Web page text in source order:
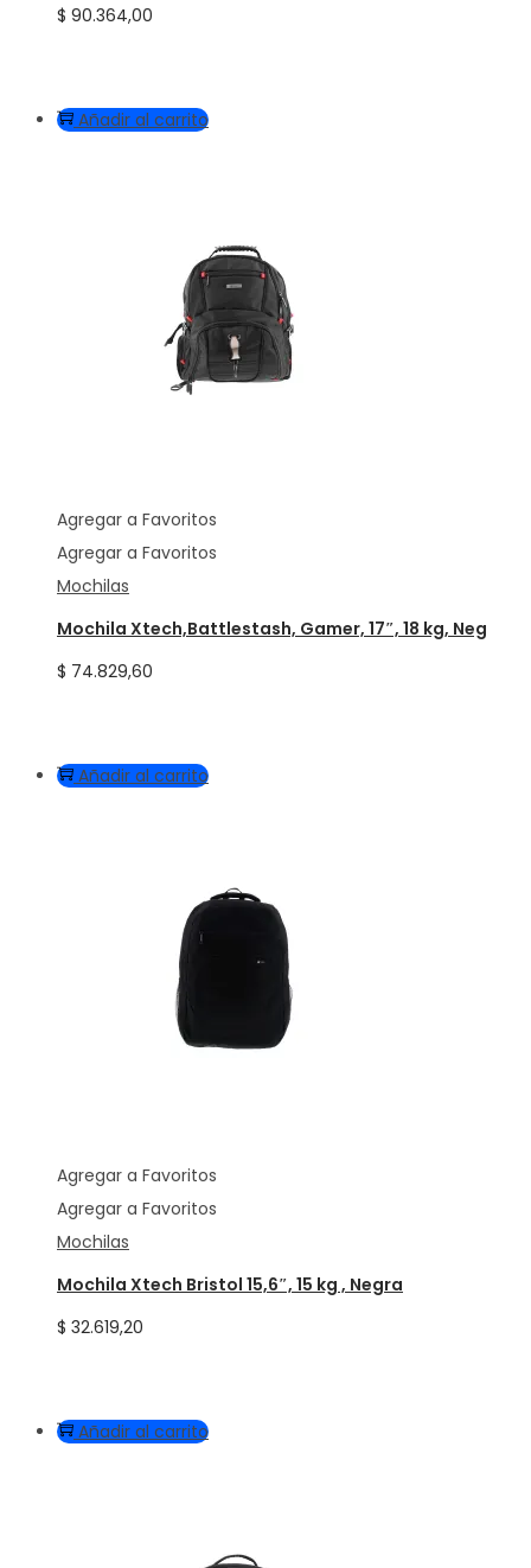
$ 90.364,00
Añadir al carrito
Agregar a Favoritos
Agregar a Favoritos
Mochilas
Mochila Xtech,Battlestash, Gamer, 17″, 18 kg, Neg
$ 74.829,60
Añadir al carrito
Agregar a Favoritos
Agregar a Favoritos
Mochilas
Mochila Xtech Bristol 15,6″, 15 kg , Negra
$ 32.619,20
Añadir al carrito